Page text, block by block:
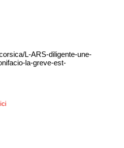
L-ARS-diligente-une-
la-greve-est-